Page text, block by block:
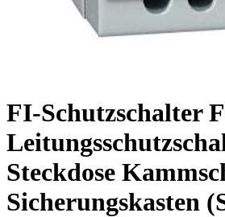
FI-Schutzschalter
Steckdose
Sicherungskasten